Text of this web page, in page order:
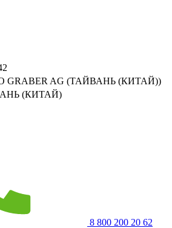
GRABER AG (ТАЙВАНЬ (КИТАЙ))
(КИТАЙ)
8 800 200 20 62